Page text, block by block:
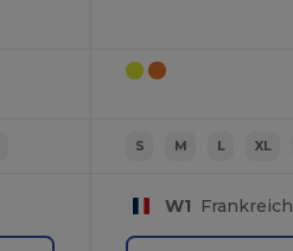
S M L XL
W1 Frankreich